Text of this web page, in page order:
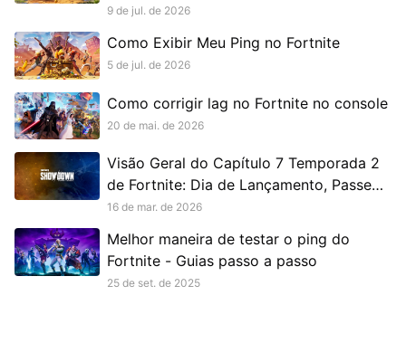
9 de jul. de 2026
Como Exibir Meu Ping no Fortnite
5 de jul. de 2026
Como corrigir lag no Fortnite no console
20 de mai. de 2026
Visão Geral do Capítulo 7 Temporada 2
de Fortnite: Dia de Lançamento, Passe
de Batalha e Skins
16 de mar. de 2026
Melhor maneira de testar o ping do
Fortnite - Guias passo a passo
25 de set. de 2025